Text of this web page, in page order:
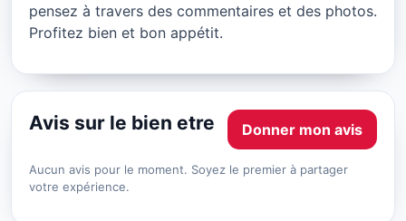
pensez à travers des commentaires et des photos.
Profitez bien et bon appétit.
Avis sur le bien etre Donner mon avis
Aucun avis pour le moment. Soyez le premier à partager
votre expérience.